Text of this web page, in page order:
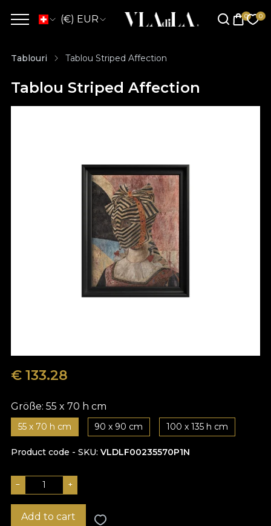
(€) EUR
Tablouri Tablou Striped Affection
Tablou Striped Affection
€ 133.28
Größe: 55 x 70 h cm
55 x 70 h cm 90 x 90 cm 100 x 135 h cm
Product code - SKU VLDLF00235570P1N
− +
Add to cart